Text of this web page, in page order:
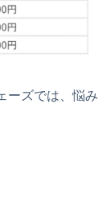
ーズでは、悩み